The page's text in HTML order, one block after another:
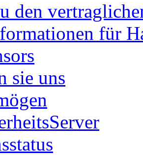
den
für
sie uns